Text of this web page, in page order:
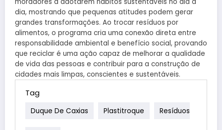
moradores a adotarem hábitos sustentáveis no dia a
dia, mostrando que pequenas atitudes podem gerar
grandes transformações. Ao trocar resíduos por
alimentos, o programa cria uma conexão direta entre
responsabilidade ambiental e benefício social, provando
que reciclar é uma ação capaz de melhorar a qualidade
de vida das pessoas e contribuir para a construção de
cidades mais limpas, conscientes e sustentáveis.
Tag
Duque De Caxias Plastitroque Resíduos